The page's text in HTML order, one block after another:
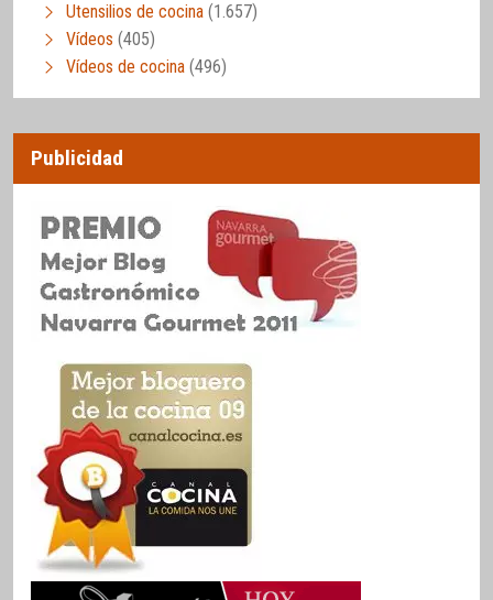
Utensilios de cocina (1.657)
Vídeos (405)
Vídeos de cocina (496)
Publicidad